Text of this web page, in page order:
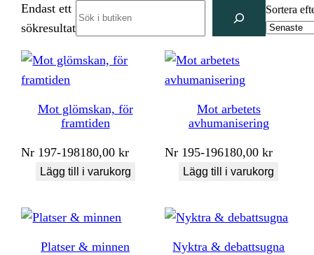
Endast ett
sökresultat
Sortera
Mot glömskan, för
framtiden
Nr 197-198180,00kr
Lägg till i varukorg
Mot arbetets
avhumanisering
Nr 195-196180,00kr
Lägg till i varukorg
Platser & minnen Nyktra & debattsugna